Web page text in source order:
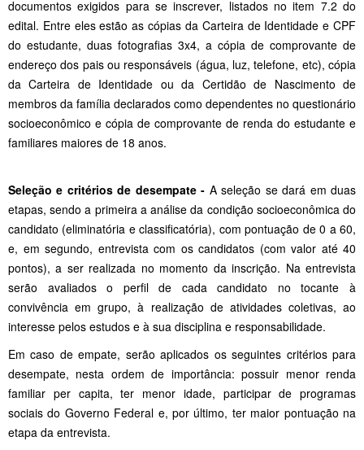
documentos exigidos para se inscrever, listados no item 7.2 do
edital. Entre eles estão as cópias da Carteira de Identidade e CPF
do estudante, duas fotografias 3x4, a cópia de comprovante de
endereço dos pais ou responsáveis (água, luz, telefone, etc), cópia
da Carteira de Identidade ou da Certidão de Nascimento de
membros da família declarados como dependentes no questionário
socioeconômico e cópia de comprovante de renda do estudante e
familiares maiores de 18 anos.
Seleção e critérios de desempate - A seleção se dará em duas
etapas, sendo a primeira a análise da condição socioeconômica do
candidato (eliminatória e classificatória), com pontuação de 0 a 60,
e, em segundo, entrevista com os candidatos (com valor até 40
pontos), a ser realizada no momento da inscrição. Na entrevista
serão avaliados o perfil de cada candidato no tocante à
convivência em grupo, à realização de atividades coletivas, ao
interesse pelos estudos e à sua disciplina e responsabilidade.
Em caso de empate, serão aplicados os seguintes critérios para
desempate, nesta ordem de importância: possuir menor renda
familiar per capita, ter menor idade, participar de programas
sociais do Governo Federal e, por último, ter maior pontuação na
etapa da entrevista.